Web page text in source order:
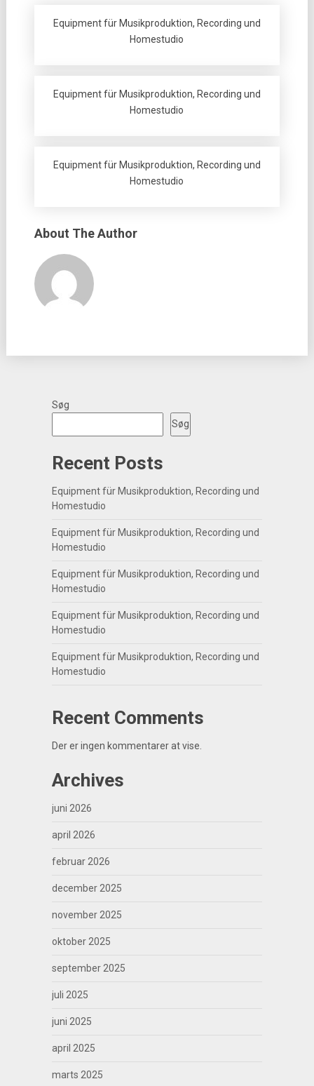
Equipment für Musikproduktion, Recording und
Homestudio
Equipment für Musikproduktion, Recording und
Homestudio
Equipment für Musikproduktion, Recording und
Homestudio
About The Author
Søg
Søg
Recent Posts
Equipment für Musikproduktion, Recording und
Homestudio
Equipment für Musikproduktion, Recording und
Homestudio
Equipment für Musikproduktion, Recording und
Homestudio
Equipment für Musikproduktion, Recording und
Homestudio
Equipment für Musikproduktion, Recording und
Homestudio
Recent Comments
Der er ingen kommentarer at vise.
Archives
juni 2026
april 2026
februar 2026
december 2025
november 2025
oktober 2025
september 2025
juli 2025
juni 2025
april 2025
marts 2025